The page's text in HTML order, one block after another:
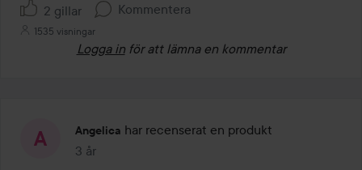
2 gillar Kommentera
1535 visningar
Logga in för att lämna en kommentar
Angelica har recenserat en produkt
3 år
Inlägget skapades 3 år